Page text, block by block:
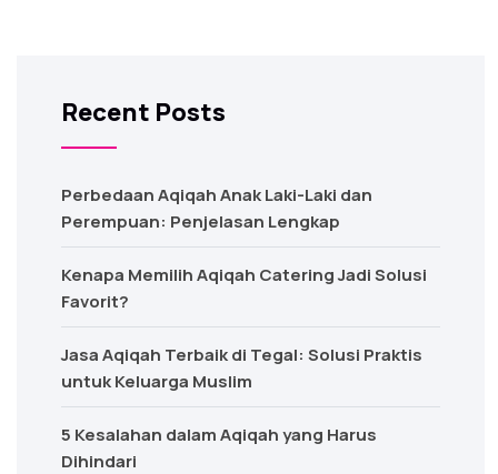
Recent Posts
Perbedaan Aqiqah Anak Laki-Laki dan
Perempuan: Penjelasan Lengkap
Kenapa Memilih Aqiqah Catering Jadi Solusi
Favorit?
Jasa Aqiqah Terbaik di Tegal: Solusi Praktis
untuk Keluarga Muslim
5 Kesalahan dalam Aqiqah yang Harus
Dihindari